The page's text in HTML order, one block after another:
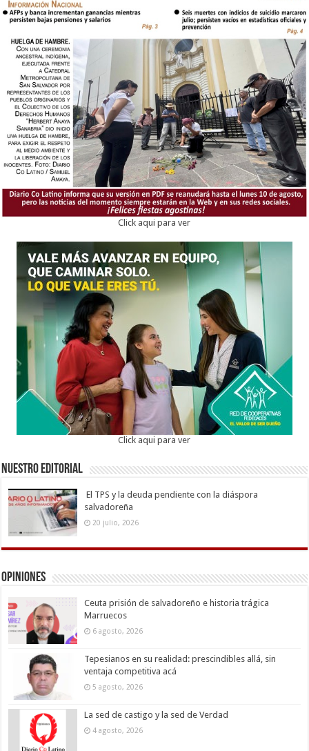
Click aqui para ver
Click aqui para ver
Nuestro Editorial
El TPS y la deuda pendiente con la diáspora
salvadoreña
20 julio, 2026
Opiniones
Ceuta prisión de salvadoreño e historia trágica
Marruecos
6 agosto, 2026
Tepesianos en su realidad: prescindibles allá, sin
ventaja competitiva acá
5 agosto, 2026
La sed de castigo y la sed de Verdad
4 agosto, 2026